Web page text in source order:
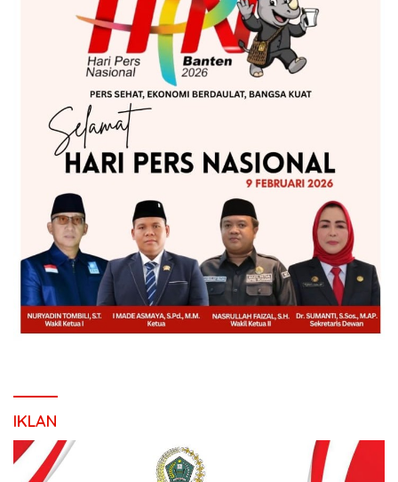
IKLAN